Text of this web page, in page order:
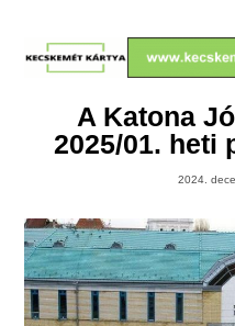
A Katona
2025/01. heti
2024.